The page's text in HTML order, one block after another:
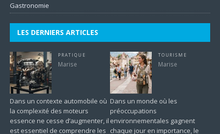
Gastronomie
LES DERNIERS ARTICLES
PRATIQUE
Marise
Dans un contexte automobile où
la complexité des moteurs
essence ne cesse d’augmenter, il
est essentiel de comprendre les
TOURISME
Marise
Dans un monde où les
préoccupations
environnementales gagnent
chaque jour en importance, le